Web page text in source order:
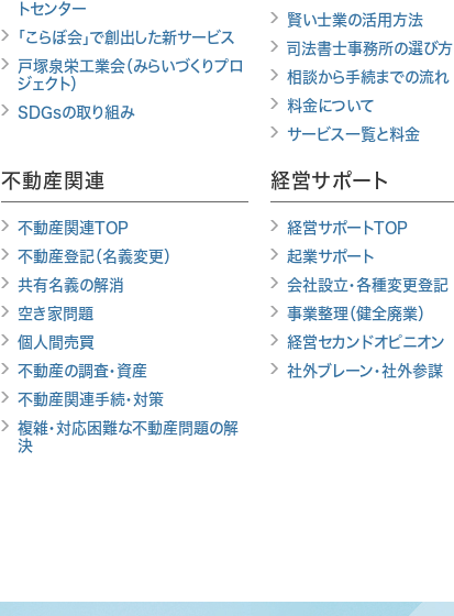
トセンター
「こらぼ会」で創出した新サービス
戸塚泉栄工業会（みらいづくりプロ
ジェクト）
SDGsの取り組み
賢い士業の活用方法
司法書士事務所の選び方
相談から手続までの流れ
料金について
サービス一覧と料金
不動産関連
不動産関連TOP
不動産登記（名義変更）
共有名義の解消
空き家問題
個人間売買
不動産の調査・資産
不動産関連手続・対策
複雑・対応困難な不動産問題の解
決
経営サポート
経営サポートTOP
起業サポート
会社設立・各種変更登記
事業整理（健全廃業）
経営セカンドオピニオン
社外ブレーン・社外参謀